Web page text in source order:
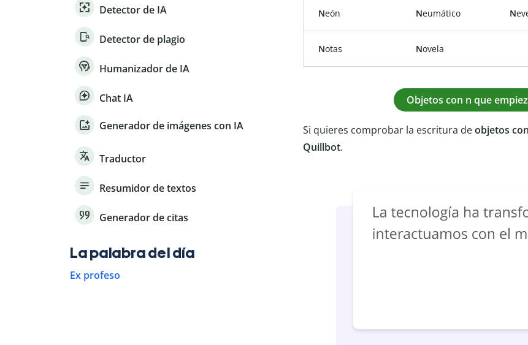
Neón Neumático N
Notas Novela
Objetos con n que
Si quieres comprobar la escritura deobjetos
Quillbot.
Detector de IA
Detector de plagio
Humanizador de IA
Chat IA
Generador de imágenes con IA
Traductor
Resumidor de textos
Generador de citas
La palabra del día
Ex profeso